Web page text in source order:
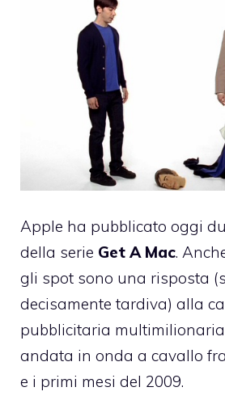
Apple ha pubblicato oggi
della serie Get A Mac.
gli spot sono una risposta
decisamente tardiva) alla
pubblicitaria
andata in onda a cavallo
e i primi mesi del 2009.